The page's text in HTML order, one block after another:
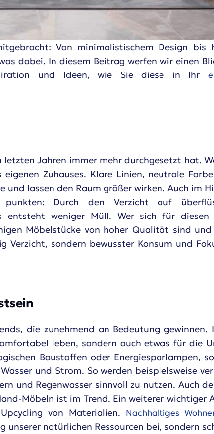
Von minimalistischem Design bis
dabei. In diesem Beitrag werfen wir einen
und Ideen, wie Sie diese in Ihr
Jahren immer mehr durchgesetzt hat.
Zuhauses. Klare Linien, neutrale
lassen den Raum größer wirken. Auch im
Durch den Verzicht auf
entsteht weniger Müll. Wer sich für diesen
Möbelstücke von hoher Qualität sind und
Verzicht, sondern bewusster Konsum und
die zunehmend an Bedeutung gewinnen.
leben, sondern auch etwas für die
Baustoffen oder Energiesparlampen,
und Strom. So werden beispielsweise
und Regenwasser sinnvoll zu nutzen. Auch
Möbeln ist im Trend. Ein weiterer wichtiger
von Materialien. Nachhaltiges
natürlichen Ressourcen bei, sondern